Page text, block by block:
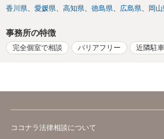
香川県 愛媛県 高知県 徳島県 広島県 岡
事務所の特徴
完全個室で相談 バリアフリー 近隣駐
ココナラ法律相談について